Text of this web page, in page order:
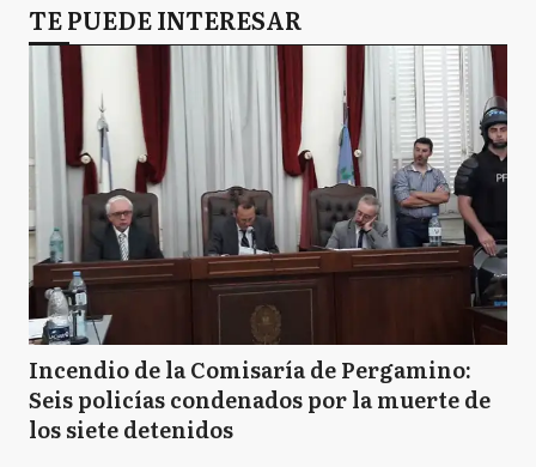
TE PUEDE INTERESAR
Incendio de la Comisaría de Pergamino:
Seis policías condenados por la muerte de
los siete detenidos